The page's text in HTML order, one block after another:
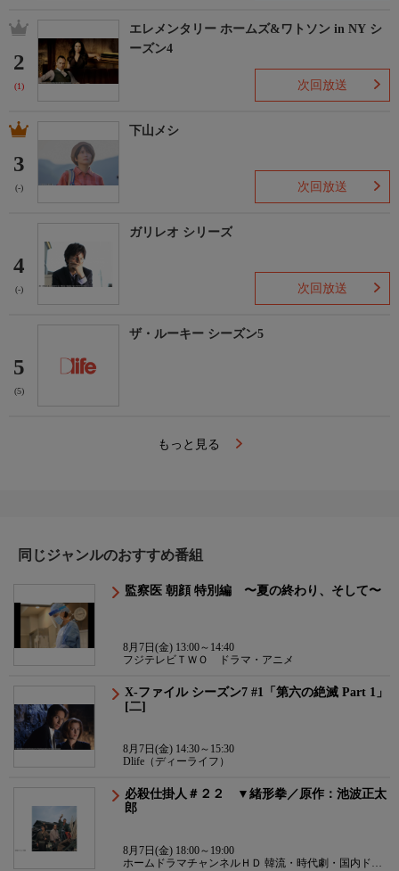
-
2
(1)
エレメンタリー ホームズ&ワトソン in NY シ
ーズン4
次回放送
3
(-)
下山メシ
次回放送
4
(-)
ガリレオ シリーズ
次回放送
5
(5)
ザ・ルーキー シーズン5
もっと見る
同じジャンルのおすすめ番組
監察医 朝顔 特別編 〜夏の終わり、そして〜
8月7日(金) 13:00～14:40
フジテレビＴＷＯ ドラマ・アニメ
X-ファイル シーズン7 #1「第六の絶滅 Part 1」
[二]
8月7日(金) 14:30～15:30
Dlife（ディーライフ）
必殺仕掛人＃２２ ▼緒形拳／原作：池波正太
郎
8月7日(金) 18:00～19:00
ホームドラマチャンネルＨＤ 韓流・時代劇・国内ドラ